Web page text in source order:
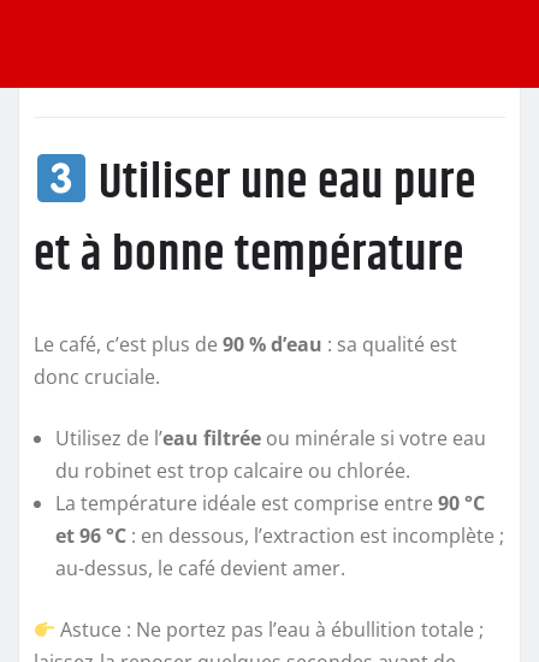
Utiliser une eau pure
et à bonne température
Le café, c’est plus de 90 % d’eau : sa qualité est
donc cruciale.
Utilisez de l’eau filtrée ou minérale si votre eau
du robinet est trop calcaire ou chlorée.
La température idéale est comprise entre 90 °C
et 96 °C : en dessous, l’extraction est incomplète ;
au-dessus, le café devient amer.
Astuce : Ne portez pas l’eau à ébullition totale ;